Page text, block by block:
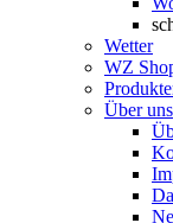
Wetter
WZ
Über uns